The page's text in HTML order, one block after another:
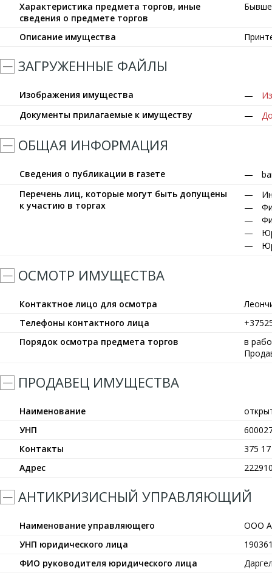
Характеристика предмета торгов, иные
сведения о предмете торгов
Описание имущества
ЗАГРУЖЕННЫЕ ФАЙЛЫ
Изображения имущества
Документы прилагаемые к имуществу
ОБЩАЯ ИНФОРМАЦИЯ
Сведения о публикации в газете
Перечень лиц, которые могут быть допущены
к участию в торгах
ОСМОТР ИМУЩЕСТВА
Контактное лицо для осмотра
Телефоны контактного лица
Порядок осмотра предмета торгов
в
ПРОДАВЕЦ ИМУЩЕСТВА
Наименование
УНП
Контакты
375
Адрес
АНТИКРИЗИСНЫЙ УПРАВЛЯЮЩИЙ
Наименование управляющего
ООО
УНП юридического лица
ФИО руководителя юридического лица